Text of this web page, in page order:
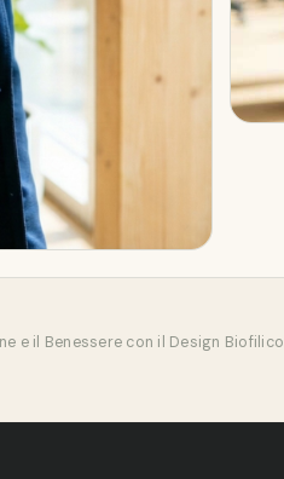
e il Benessere con il Design Biofilico